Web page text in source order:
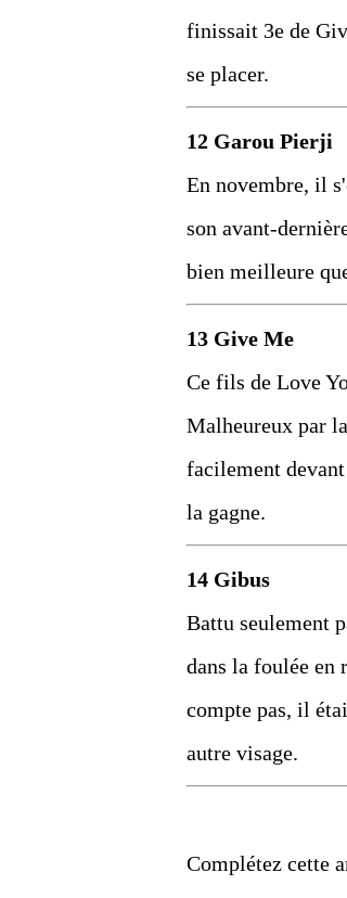
finissait 3e de
se placer.
12 Garou Pierji
En novembre, il
son avant-
bien meilleure
13 Give Me
Ce fils de Love
Malheureux par
facilement
la gagne.
14 Gibus
Battu seulement
dans la foulée en
compte pas, il
autre visage.
Complétez cette